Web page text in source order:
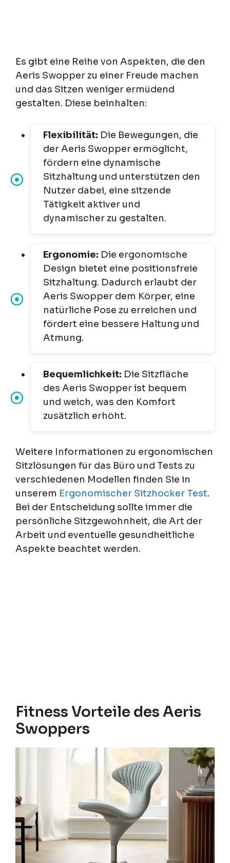
Es gibt eine Reihe von Aspekten, die den
Aeris Swopper zu einer Freude machen
und das Sitzen weniger ermüdend
gestalten. Diese beinhalten:
Flexibilität: Die Bewegungen, die
der Aeris Swopper ermöglicht,
fördern eine dynamische
Sitzhaltung und unterstützen den
Nutzer dabei, eine sitzende
Tätigkeit aktiver und
dynamischer zu gestalten.
Ergonomie: Die ergonomische
Design bietet eine positionsfreie
Sitzhaltung. Dadurch erlaubt der
Aeris Swopper dem Körper, eine
natürliche Pose zu erreichen und
fördert eine bessere Haltung und
Atmung.
Bequemlichkeit: Die Sitzfläche
des Aeris Swopper ist bequem
und weich, was den Komfort
zusätzlich erhöht.
Weitere Informationen zu ergonomischen
Sitzlösungen für das Büro und Tests zu
verschiedenen Modellen finden Sie in
unserem Ergonomischer Sitzhocker Test.
Bei der Entscheidung sollte immer die
persönliche Sitzgewohnheit, die Art der
Arbeit und eventuelle gesundheitliche
Aspekte beachtet werden.
Fitness Vorteile des Aeris
Swoppers